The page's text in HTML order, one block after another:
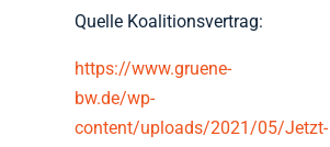
Quelle Koalitionsvertrag:
https://www.gruene-
bw.de/wp-
content/uploads/2021/05/Jetzt-